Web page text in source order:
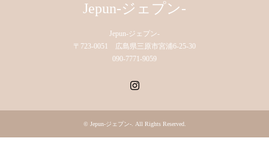
Jepun-ジェプン-
Jepun-ジェプン-
〒723-0051 広島県三原市宮浦6-25-30
090-7771-9059
© Jepun-ジェプン-. All Rights Reserved.